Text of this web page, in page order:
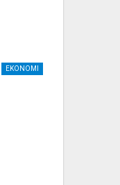
EKONOMI